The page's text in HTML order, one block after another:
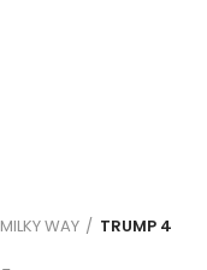
MILKY WAY TRUMP 4